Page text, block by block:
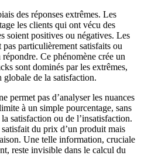
des réponses extrêmes. Les
les clients qui ont vécu des
soient positives ou négatives. Les
particulièrement satisfaits ou
Ce phénomène crée un
sont dominés par les extrêmes,
globale de la satisfaction.
permet pas d’analyser les nuances
à un simple pourcentage, sans
satisfaction ou de l’insatisfaction.
du prix d’un produit mais
Une telle information, cruciale
reste invisible dans le calcul du